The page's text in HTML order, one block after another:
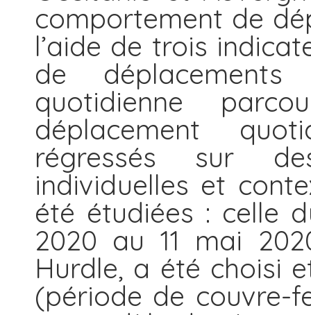
comportement de
l’aide de trois
de
quotidienne
déplacement
régressés sur
individuelles et
été étudiées : celle
2020 au 11 mai
Hurdle, a été choisi
(période de couvre-